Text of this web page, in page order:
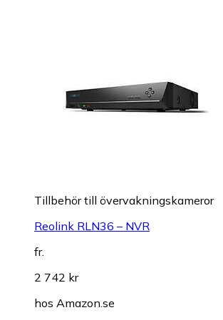
Tillbehör till övervakningskameror
Reolink RLN36 – NVR
fr.
2 742 kr
hos Amazon.se